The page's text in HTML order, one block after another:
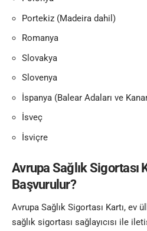
Portekiz (Madeira dahil)
Romanya
Slovakya
Slovenya
İspanya (Balear Adaları ve
İsveç
İsviçre
Avrupa Sağlık Sigortası
Başvurulur?
Avrupa Sağlık Sigortası Kartı, ev
sağlık sigortası sağlayıcısı ile